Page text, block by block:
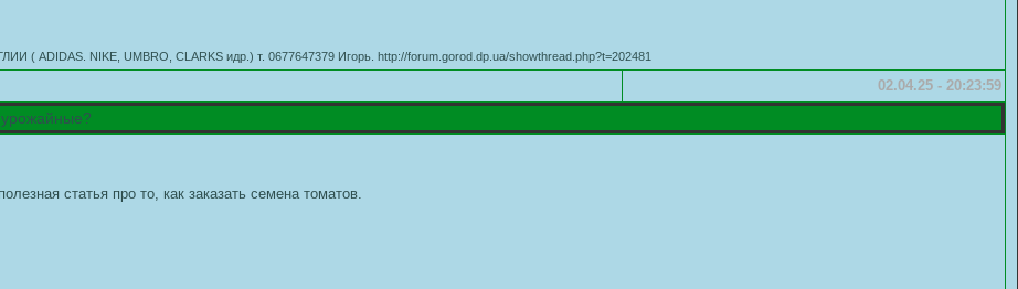
NIKE, UMBRO, CLARKS идр.) т. 0677647379 Игорь. http://forum.gorod.dp.ua/showthread.php?t=202481
02.04.25 - 20:23:59
статья про то, как заказать семена томатов